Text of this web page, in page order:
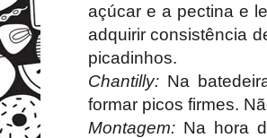
açúcar e a pectina e
adquirir consistência
picadinhos.
Chantilly: Na
formar picos firmes.
Montagem: Na hora